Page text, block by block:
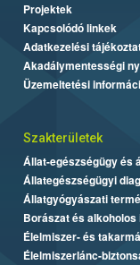
Projektek
Kapcsolódó linkek
Adatkezelési
Akadálymentességi
Üzemeltetési
Szakterületek
Állat-egészségügy és
Állategészségügyi
Állatgyógyászati
Borászat és alkoholos
Élelmiszer- és
Élelmiszerlánc-